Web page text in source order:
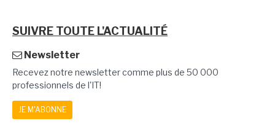
SUIVRE TOUTE L'ACTUALITÉ
Newsletter
Recevez notre newsletter comme plus de 50 000
professionnels de l'IT!
JE M'ABONNE